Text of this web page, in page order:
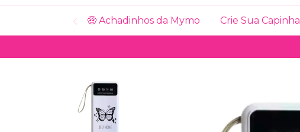
🤑 Achadinhos da Mymo Crie Sua Capinha